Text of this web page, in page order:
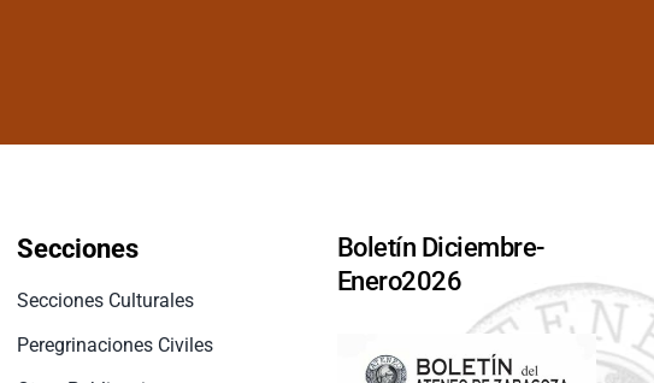
Secciones
Secciones Culturales
Peregrinaciones Civiles
Boletín Diciembre-
Enero2026